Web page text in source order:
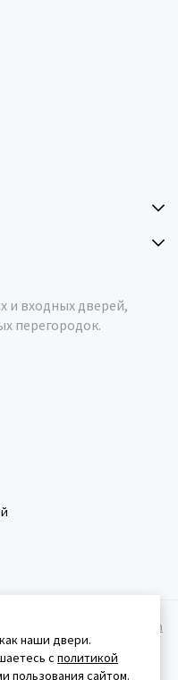
и входных дверей,
перегородок.
Политика
использования сайта
наши двери.
с политикой
пользования сайтом.